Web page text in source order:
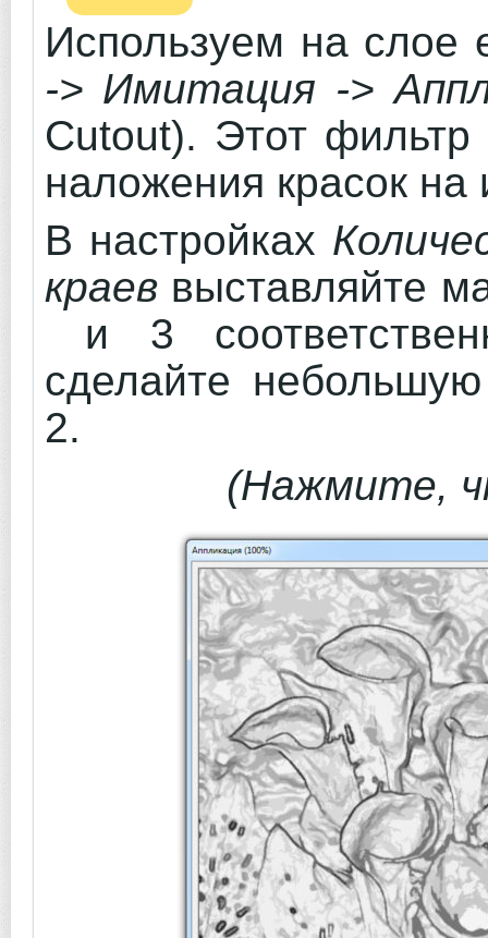
Используем на
-> Имитация ->
Cutout). Этот фильтр
наложения красок на
В настройках
краеввыставляйте
и 3
сделайте
2.
(Нажмите,